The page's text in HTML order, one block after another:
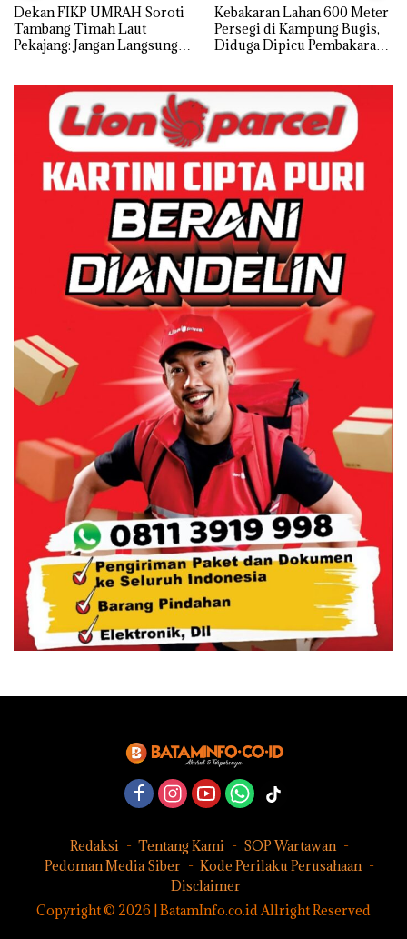
Dekan FIKP UMRAH Soroti
Tambang Timah Laut
Pekajang: Jangan Langsung
Lingkungannya
Kebakaran Lahan 600 Meter
Persegi di Kampung Bugis,
Diduga Dipicu Pembakaran
Redaksi Tentang Kami
SOP Wartawan
Pedoman Media Siber
Kode Perilaku Perusahaan
Disclaimer
Copyright © 2026 | BatamInfo.co.id Allright Reserved